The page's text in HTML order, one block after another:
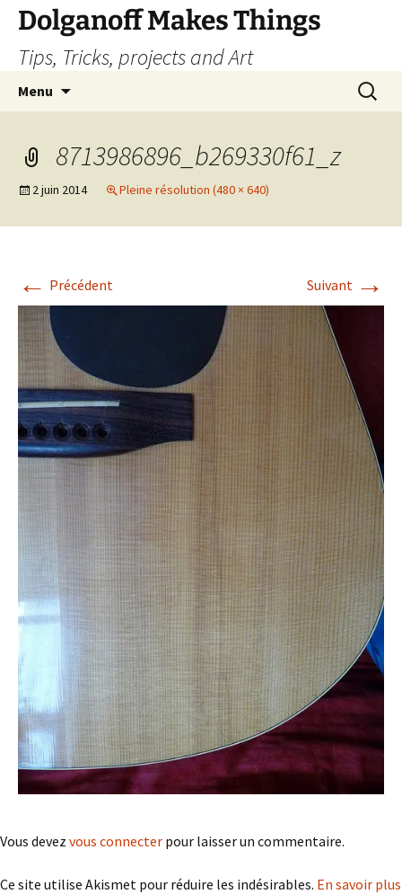
Dolganoff Makes Things
Tips, Tricks, projects and Art
Menu
8713986896_b269330f61_z
2 juin 2014 Pleine résolution (480 × 640)
← Précédent Suivant →
Vous devez vous connecter pour laisser un commentaire.
Ce site utilise Akismet pour réduire les indésirables. En savoir plus